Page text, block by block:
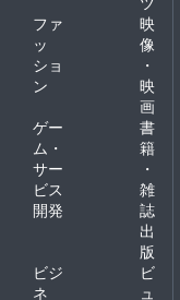
ファ
ッ
ショ
ン
映
像
・
映
画
ゲー
ム・
サー
ビス
開発
書
籍
・
雑
誌
出
版
ビジ
ネ
ビ
ュ